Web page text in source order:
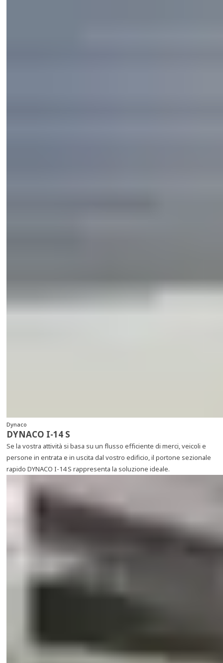
Dynaco
DYNACO I-14 S
Se la vostra attività si basa su un flusso efficiente di merci, veicoli e
persone in entrata e in uscita dal vostro edificio, il portone sezionale
rapido DYNACO I-14 S rappresenta la soluzione ideale.